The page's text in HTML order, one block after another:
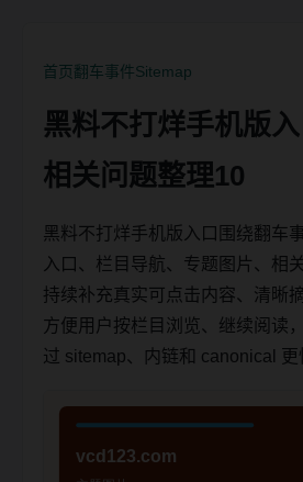
首页翻车事件Sitemap
黑料不打烊手机版
相关问题整理10
黑料不打烊手机版入口围绕翻车
入口、栏目导航、专题图片、相
持续补充真实可点击内容、清晰
方便用户按栏目浏览、继续阅读
过 sitemap、内链和 canonical 更